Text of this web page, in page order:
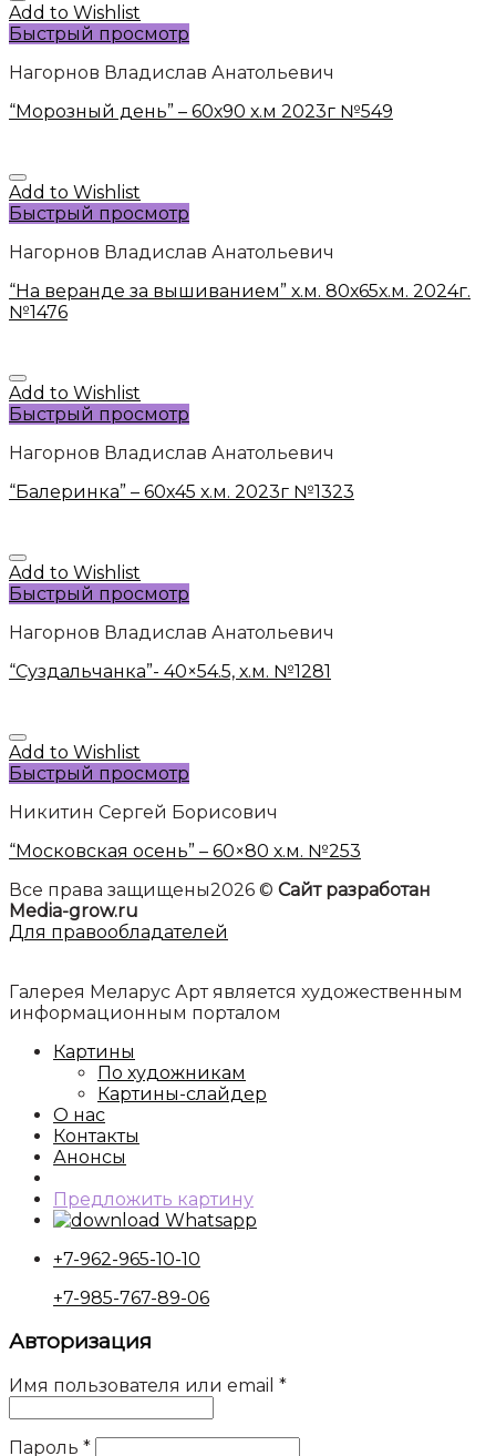
Add to Wishlist
Быстрый просмотр
Нагорнов Владислав Анатольевич
“Морозный день” – 60х90 х.м 2023г №549
Add to Wishlist
Быстрый просмотр
Нагорнов Владислав Анатольевич
“На веранде за вышиванием” х.м. 80х65х.м. 2024г.
№1476
Add to Wishlist
Быстрый просмотр
Нагорнов Владислав Анатольевич
“Балеринка” – 60х45 х.м. 2023г №1323
Add to Wishlist
Быстрый просмотр
Нагорнов Владислав Анатольевич
“Суздальчанка”- 40×54.5, х.м. №1281
Add to Wishlist
Быстрый просмотр
Никитин Сергей Борисович
“Московская осень” – 60×80 х.м. №253
Все права защищены2026 © Сайт разработан
Media-grow.ru
Для правообладателей
Галерея Меларус Арт является художественным
информационным порталом
Картины
По художникам
Картины-слайдер
О нас
Контакты
Анонсы
Предложить картину
Whatsapp
+7-962-965-10-10
+7-985-767-89-06
Авторизация
Имя пользователя или email *
Пароль *